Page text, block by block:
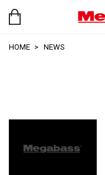
HOME NEWS